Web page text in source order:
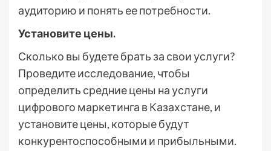
аудиторию и понять ее потребности.
Установите цены.
Сколько вы будете брать за свои услуги?
Проведите исследование, чтобы
определить средние цены на услуги
цифрового маркетинга в Казахстане, и
установите цены, которые будут
конкурентоспособными и прибыльными.